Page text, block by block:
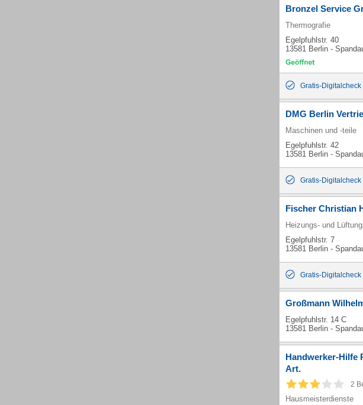
Bronzel Service
Thermografie
Egelpfuhlstr. 40
13581 Berlin -
Gratis-Digitalcheck
DMG Berlin
Maschinen und -teile
Egelpfuhlstr. 42
13581 Berlin -
Gratis-Digitalcheck
Fischer Christian
Heizungs- und
Egelpfuhlstr. 7
13581 Berlin -
Gratis-Digitalcheck
Großmann
Egelpfuhlstr. 14 C
13581 Berlin -
Handwerker-Hilfe
Art.
2
Hausmeisterdienste